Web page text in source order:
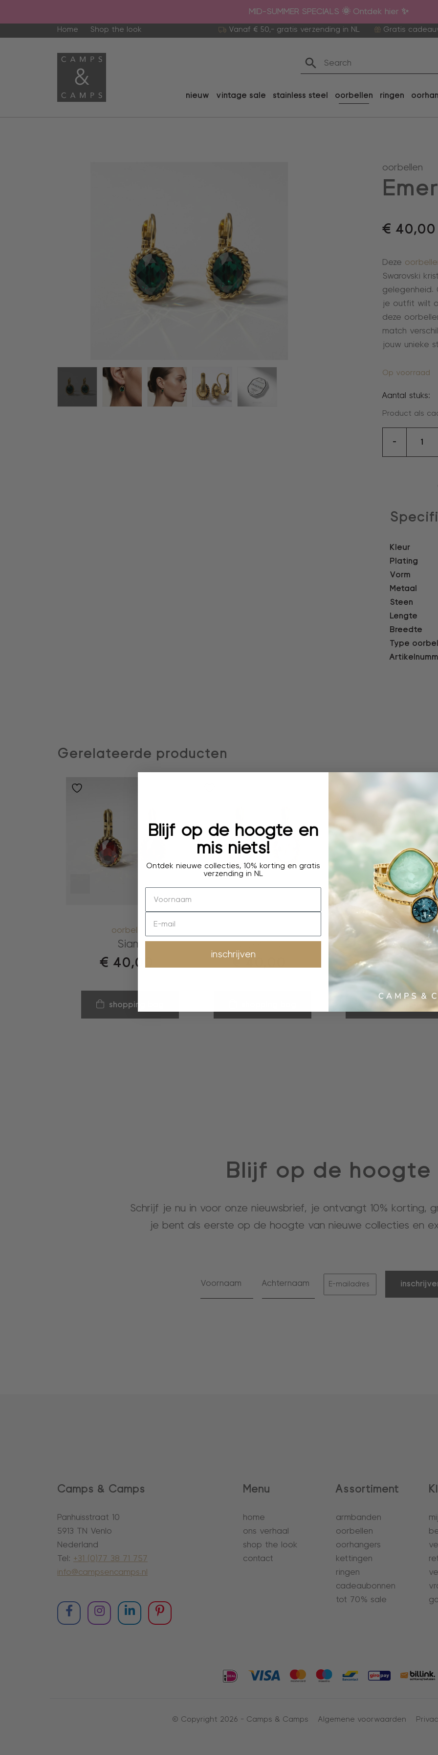
MID-SUMMER SPECIALS 🌞 Ontdek hier ✨
Home Shop the look Vanaf € 50,- gratis verzending in NL Gratis
nieuw vintage sale stainless steel oorbellen ringen
oorbellen
€ 40,00
Deze
Swarovski
gelegenheid.
je outfit wilt
deze
match
jouw unieke
Op voorraad
Aantal stuks:
Product als
-
aantal
Kleur
Plating
Vorm
Metaal
Steen
Lengte
Breedte
Type oorbel
Gerelateerde producten
oorbellen
Siam
€ 40,00
shopping bag
Silver Dust
€
oorbellen
Light Rose
€40,00
shopping bag
Blijf op de hoogte
Schrijf je nu in voor onze nieuwsbrief, je ontvangt 10% korting,
je bent als eerste op de hoogte van nieuwe collecties en
Camps & Camps
Panhuisstraat 10
5913 TN Venlo
Nederland
Tel: +31 (0)77 38 71 757
info@campsencamps.nl
Menu
home
ons verhaal
shop the look
contact
Assortiment
armbanden
oorbellen
oorhangers
kettingen
ringen
cadeaubonnen
tot 70% sale
© Copyright 2026 - Camps & Camps Algemene voorwaarden
Blijf op de hoogte en
mis niets!
Ontdek nieuwe collecties, 10% korting en gratis
verzending in NL
inschrijven